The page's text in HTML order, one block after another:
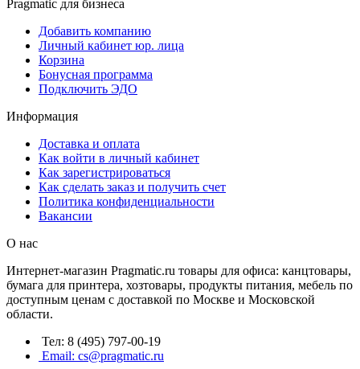
Pragmatic для бизнеса
Добавить компанию
Личный кабинет юр. лица
Корзина
Бонусная программа
Подключить ЭДО
Информация
Доставка и оплата
Как войти в личный кабинет
Как зарегистрироваться
Как сделать заказ и получить счет
Политика конфиденциальности
Вакансии
О нас
Интернет-магазин Pragmatic.ru товары для офиса: канцтовары,
бумага для принтера, хозтовары, продукты питания, мебель по
доступным ценам с доставкой по Москве и Московской
области.
Тел: 8 (495) 797-00-19
Email: cs@pragmatic.ru